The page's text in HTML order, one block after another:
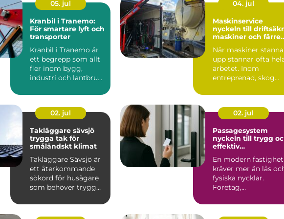
05. jul
Kranbil i Tranemo:
För smartare lyft och
transporter
Kranbil i Tranemo är
ett begrepp som allt
fler inom bygg,
industri och lantbruk
04. jul
Maskinservice
nyckeln till
maskiner och färre
När maskiner
upp stannar ofta
arbetet. Inom
entreprenad, skog
ovän...
02. jul
Takläggare sävsjö
trygga tak för
småländskt klimat
Takläggare Sävsjö är
ett återkommande
sökord för husägare
som behöver trygg
kr...
02. jul
Passagesystem
nyckeln till trygg
effektiv
En modern fastighet
kräver mer än lås
fysiska nycklar.
Företag,
r och offen...